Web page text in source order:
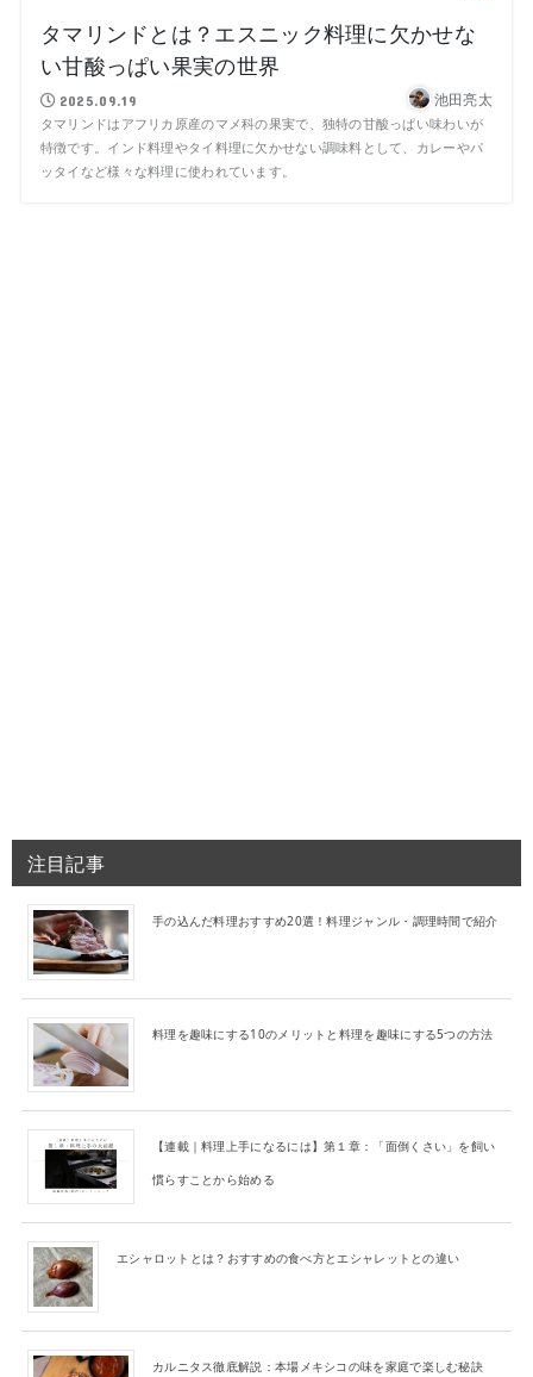
タマリンドとは？エスニック料理に欠かせな
い甘酸っぱい果実の世界
2025.09.19 池田亮太
タマリンドはアフリカ原産のマメ科の果実で、独特の甘酸っぱい味わいが
特徴です。インド料理やタイ料理に欠かせない調味料として、カレーやパ
ッタイなど様々な料理に使われています。
注目記事
手の込んだ料理おすすめ20選！料理ジャンル・調理時間で紹介
料理を趣味にする10のメリットと料理を趣味にする5つの方法
【連載｜料理上手になるには】第１章：「面倒くさい」を飼い
慣らすことから始める
エシャロットとは？おすすめの食べ方とエシャレットとの違い
カルニタス徹底解説：本場メキシコの味を家庭で楽しむ秘訣